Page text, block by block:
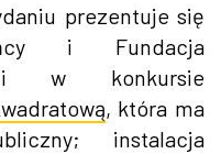
prezentuje się
i Fundacja
w konkursie
, która ma
instalacja